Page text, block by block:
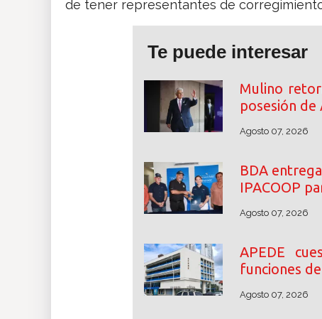
de tener representantes de
Te puede interesar
Mulino
posesión
Agosto 07, 2026
BDA
IPACOOP
Agosto 07, 2026
APEDE
funciones
Agosto 07, 2026